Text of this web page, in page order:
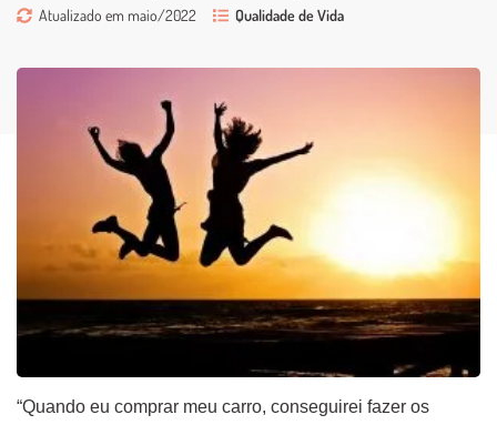
Atualizado em maio/2022 Qualidade de Vida
“Quando eu comprar meu carro, conseguirei fazer os